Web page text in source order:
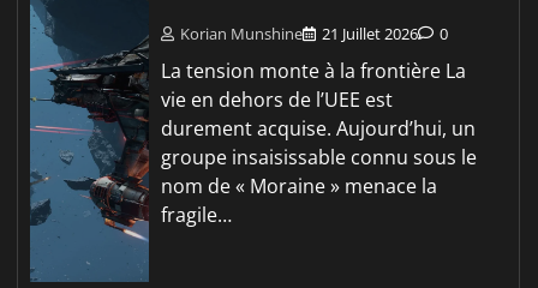
Korian Munshine 21 Juillet 2026 0
La tension monte à la frontière La
vie en dehors de l’UEE est
durement acquise. Aujourd’hui, un
groupe insaisissable connu sous le
nom de « Moraine » menace la
fragile…